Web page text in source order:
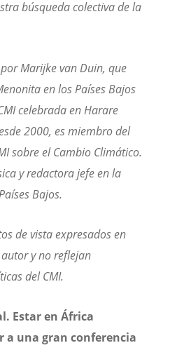
búsqueda colectiva de la
Marijke van Duin, que
en los Países Bajos
celebrada en Harare
2000, es miembro del
sobre el Cambio Climático.
y redactora jefe en la
Bajos.
de vista expresados en
y no reflejan
del CMI.
Estar en África
a una gran conferencia